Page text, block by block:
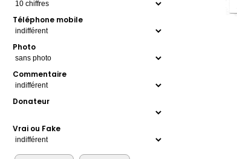
Téléphone mobile
Photo
Commentaire
Donateur
Vrai ou Fake